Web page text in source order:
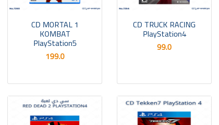
CD TRUCK RACING
PlayStation4
99.0
CD MORTAL 1
KOMBAT
PlayStation5
199.0